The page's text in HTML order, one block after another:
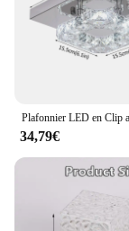
34,79€